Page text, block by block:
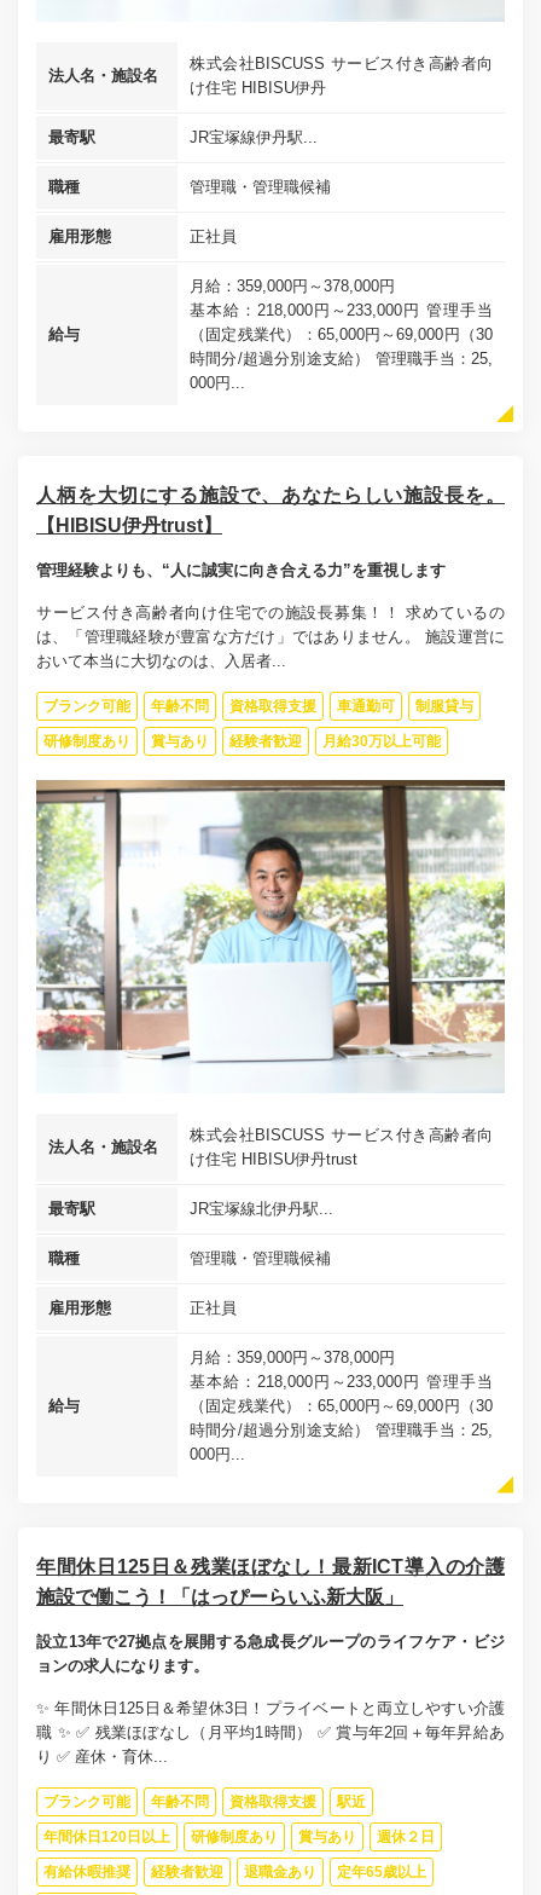
法人名・施設名
株式会社BISCUSS サービス付き高齢者向
け住宅 HIBISU伊丹
最寄駅 JR宝塚線伊丹駅...
職種 管理職・管理職候補
雇用形態 正社員
給与
月給：359,000円～378,000円
基本給：218,000円～233,000円 管理手当
（固定残業代）：65,000円～69,000円（30
時間分/超過分別途支給） 管理職手当：25,
000円...
人柄を大切にする施設で、あなたらしい施設長を。
【HIBISU伊丹trust】
管理経験よりも、“人に誠実に向き合える力”を重視します
サービス付き高齢者向け住宅での施設長募集！！ 求めているの
は、「管理職経験が豊富な方だけ」ではありません。 施設運営に
おいて本当に大切なのは、入居者...
ブランク可能 年齢不問 資格取得支援 車通勤可 制服貸与
研修制度あり 賞与あり 経験者歓迎 月給30万以上可能
法人名・施設名
株式会社BISCUSS サービス付き高齢者向
け住宅 HIBISU伊丹trust
最寄駅 JR宝塚線北伊丹駅...
職種 管理職・管理職候補
雇用形態 正社員
給与
月給：359,000円～378,000円
基本給：218,000円～233,000円 管理手当
（固定残業代）：65,000円～69,000円（30
時間分/超過分別途支給） 管理職手当：25,
000円...
年間休日125日＆残業ほぼなし！最新ICT導入の介護
施設で働こう！「はっぴーらいふ新大阪」
設立13年で27拠点を展開する急成長グループのライフケア・ビジ
ョンの求人になります。
✨ 年間休日125日＆希望休3日！プライベートと両立しやすい介護
職 ✨ ✅ 残業ほぼなし（月平均1時間） ✅ 賞与年2回＋毎年昇給あ
り ✅ 産休・育休...
ブランク可能 年齢不問 資格取得支援 駅近
年間休日120日以上 研修制度あり 賞与あり 週休２日
有給休暇推奨 経験者歓迎 退職金あり 定年65歳以上